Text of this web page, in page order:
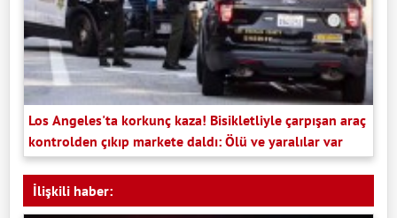
Los Angeles'ta korkunç kaza! Bisikletliyle çarpışan araç
kontrolden çıkıp markete daldı: Ölü ve yaralılar var
İlişkili haber: